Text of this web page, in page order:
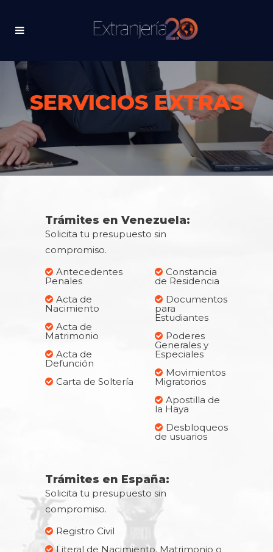
SERVICIOS EXTRAS
Trámites en Venezuela:
Solicita tu presupuesto sin
compromiso.
Antecedentes
Penales
Acta de
Nacimiento
Acta de
Matrimonio
Acta de
Defunción
Carta de Soltería
Constancia
de Residencia
Documentos
para
Estudiantes
Poderes
Generales y
Especiales
Movimientos
Migratorios
Apostilla de
la Haya
Desbloqueos
de usuarios
Trámites en España:
Solicita tu presupuesto sin
compromiso.
Registro Civil
Literal de Nacimiento, Matrimonio o